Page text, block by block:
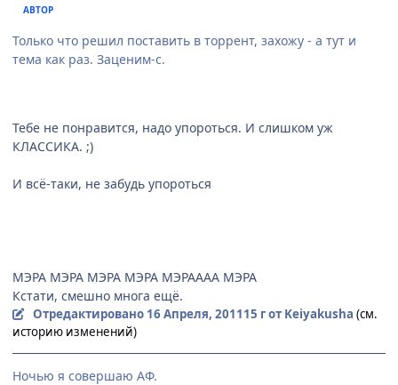
АВТОР
Только что решил поставить в торрент, захожу - а тут и
тема как раз. Заценим-с.
Тебе не понравится, надо упороться. И слишком уж
КЛАССИКА. ;)
И всё-таки, не забудь упороться
МЭРА МЭРА МЭРА МЭРА МЭРАААА МЭРА
Кстати, смешно многа ещё.
Отредактировано 16 Апреля, 201115 гот Keiyakusha (см.
историю изменений)
Ночью я совершаю АФ.